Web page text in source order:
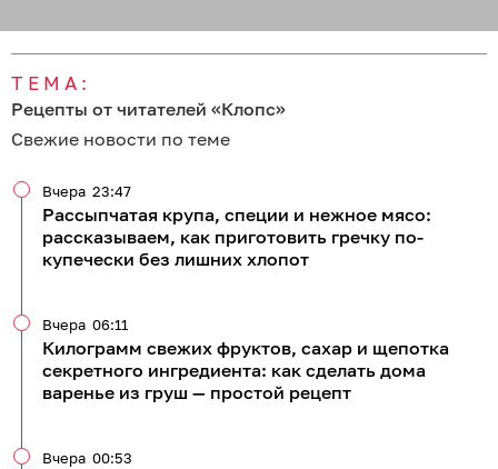
ТЕМА:
Рецепты от читателей «Клопс»
Свежие новости по теме
Рассыпчатая крупа, специи и нежное мясо:
рассказываем, как приготовить гречку по-
купечески без лишних хлопот
Вчера 23:47
Килограмм свежих фруктов, сахар и щепотка
секретного ингредиента: как сделать дома
варенье из груш — простой рецепт
Вчера 06:11
Вчера 00:53